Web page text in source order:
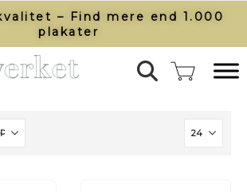
– Find mere end 1.000
plakater​